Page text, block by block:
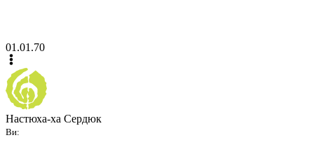
01.01.70
Настюха-ха Сердюк
Ви: